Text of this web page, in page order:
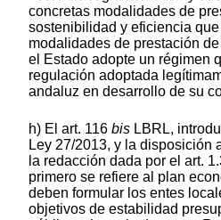
concretas modalidades de
sostenibilidad y eficiencia
modalidades de prestación
el Estado adopte un régimen
regulación adoptada
andaluz en desarrollo de su
h) El art. 116 bis LBRL,
Ley 27/2013, y la disposición
la redacción dada por el art.
primero se refiere al plan
deben formular los entes
objetivos de estabilidad